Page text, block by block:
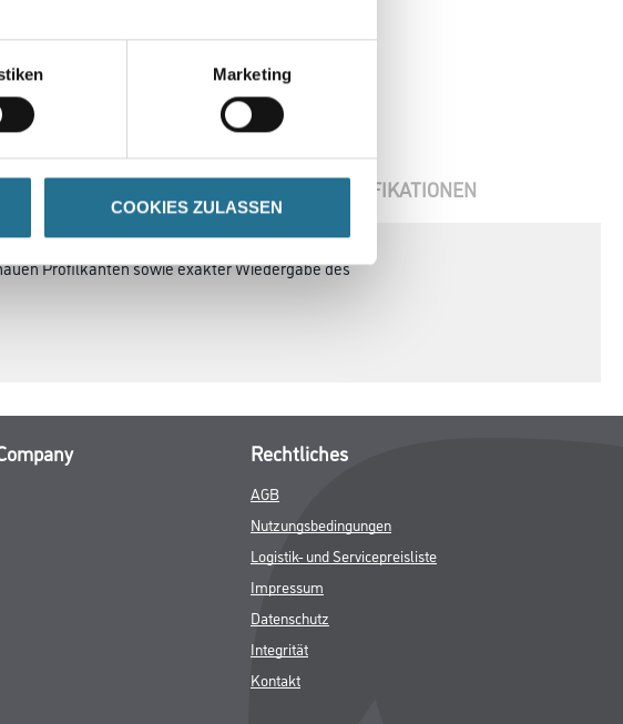
Marketing
COOKIES ZULASSEN
SPEZIFIKATIONEN
Profilkanten sowie exakter Wiedergabe des
Rechtliches
AGB
Nutzungsbedingungen
Logistik- und Servicepreisliste
Impressum
Datenschutz
Integrität
Kontakt